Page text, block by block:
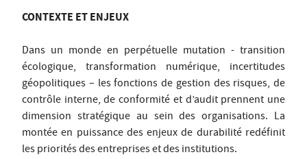
CONTEXTE ET ENJEUX
Dans un monde en perpétuelle mutation - transition
écologique, transformation numérique, incertitudes
géopolitiques – les fonctions de gestion des risques, de
contrôle interne, de conformité et d’audit prennent une
dimension stratégique au sein des organisations. La
montée en puissance des enjeux de durabilité redéfinit
les priorités des entreprises et des institutions.